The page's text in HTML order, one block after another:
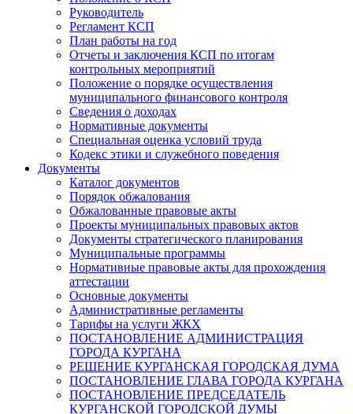
Руководитель
Регламент КСП
План работы на год
Отчеты и заключения КСП по итогам
контрольных мероприятий
Положение о порядке осуществления
муниципального финансового контроля
Сведения о доходах
Нормативные документы
Специальная оценка условий труда
Кодекс этики и служебного поведения
Документы
Каталог документов
Порядок обжалования
Обжалованные правовые акты
Проекты муниципальных правовых актов
Документы стратегического планирования
Муниципальные программы
Нормативные правовые акты для прохождения
аттестации
Основные документы
Административные регламенты
Тарифы на услуги ЖКХ
ПОСТАНОВЛЕНИЕ АДМИНИСТРАЦИЯ
ГОРОДА КУРГАНА
РЕШЕНИЕ КУРГАНСКАЯ ГОРОДСКАЯ ДУМА
ПОСТАНОВЛЕНИЕ ГЛАВА ГОРОДА КУРГАНА
ПОСТАНОВЛЕНИЕ ПРЕДСЕДАТЕЛЬ
КУРГАНСКОЙ ГОРОДСКОЙ ДУМЫ